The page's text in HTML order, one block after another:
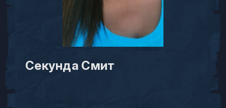
Секунда Смит